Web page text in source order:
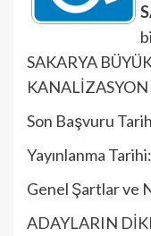
SAKARYA
Son Başvuru
Yayınlanma
Genel Şartlar ve
ADAYLARIN